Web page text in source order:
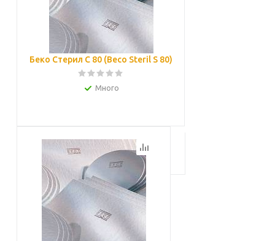
Беко Стерил С 80 (Beco Steril S 80)
Много
Подробнее